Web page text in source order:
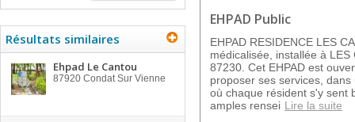
Résultats similaires
Ehpad Le Cantou
87920 Condat Sur Vienne
EHPAD Public
EHPAD RESIDENCE LES
médicalisée, installée à
87230. Cet EHPAD est
proposer ses services,
où chaque résident s'y sent
amples rensei Lire la suite